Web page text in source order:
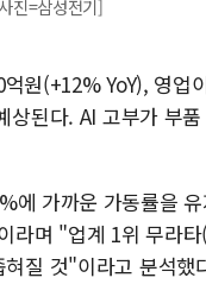
진=삼성전기]
원(+12% YoY), 영
상된다. AI 고부가 부
에 가까운 가동률을
라며 "업계 1위 무라
질 것"이라고 분석했